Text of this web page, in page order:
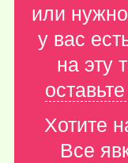
или
у вас
на эту
Хотите
Все